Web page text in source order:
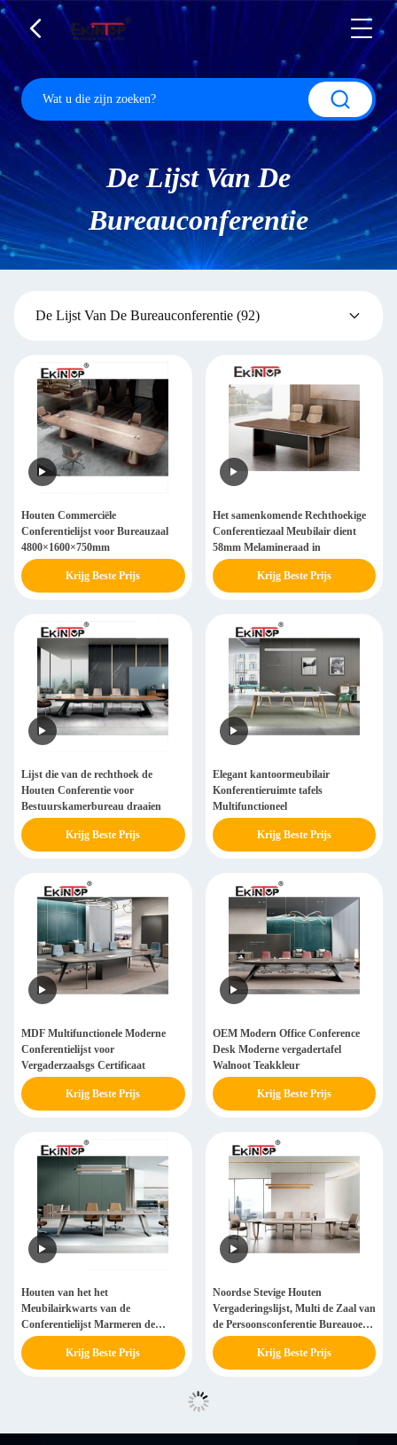
De Lijst Van De
Bureauconferentie
De Lijst Van De Bureauconferentie (92)
Houten Commerciële
Conferentielijst voor Bureauzaal
4800×1600×750mm
Krijg Beste Prijs
Het samenkomende Rechthoekige
Conferentiezaal Meubilair dient
58mm Melamineraad in
Krijg Beste Prijs
Lijst die van de rechthoek de
Houten Conferentie voor
Bestuurskamerbureau draaien
Krijg Beste Prijs
Elegant kantoormeubilair
Konferentieruimte tafels
Multifunctioneel
Krijg Beste Prijs
MDF Multifunctionele Moderne
Conferentielijst voor
Vergaderzaalsgs Certificaat
Krijg Beste Prijs
OEM Modern Office Conference
Desk Moderne vergadertafel
Walnoot Teakkleur
Krijg Beste Prijs
Houten van het het
Meubilairkwarts van de
Conferentielijst Marmeren de
Steenmateriaal
Krijg Beste Prijs
Noordse Stevige Houten
Vergaderingslijst, Multi de Zaal van
de Persoonsconferentie Bureauoem
ODM
Krijg Beste Prijs